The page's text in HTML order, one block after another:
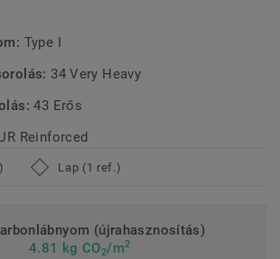
Type I
34 Very Heavy
43 Erős
Reinforced
Lap (1 ref.)
(újrahasznosítás)
4.81 kg CO2/m2